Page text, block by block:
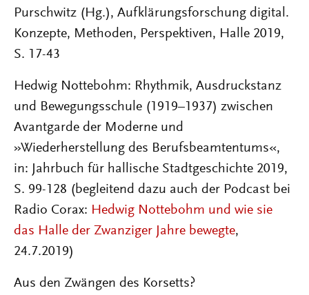
Purschwitz (Hg.), Aufklärungsforschung digital.
Konzepte, Methoden, Perspektiven, Halle 2019,
S. 17-43
Hedwig Nottebohm: Rhythmik, Ausdruckstanz
und Bewegungsschule (1919–1937) zwischen
Avantgarde der Moderne und
»Wiederherstellung des Berufsbeamtentums«,
in: Jahrbuch für hallische Stadtgeschichte 2019,
S. 99-128 (begleitend dazu auch der Podcast bei
Radio Corax: Hedwig Nottebohm und wie sie
das Halle der Zwanziger Jahre bewegte,
24.7.2019)
Aus den Zwängen des Korsetts?